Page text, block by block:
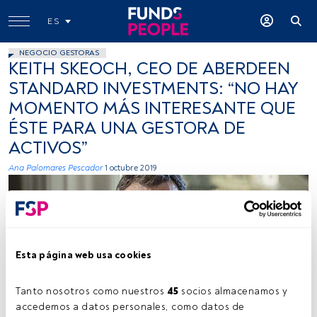
Esta página web usa cookies
Tanto nosotros como nuestros 45 socios almacenamos y
accedemos a datos personales, como datos de
ES
NEGOCIO GESTORAS
KEITH SKEOCH, CEO DE ABERDEEN
STANDARD INVESTMENTS: “NO HAY
MOMENTO MÁS INTERESANTE QUE
ÉSTE PARA UNA GESTORA DE
ACTIVOS”
Ana Palomares Pescador 1 octubre 2019
Cedida (Aberdeen Standard Investments)